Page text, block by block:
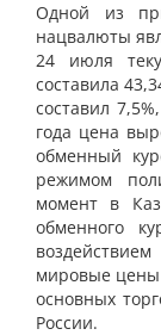
Одной из
нацвалюты
24 июля
составила
составил
года цена
обменный
режимом
момент в
обменного
мировые
основных
России.